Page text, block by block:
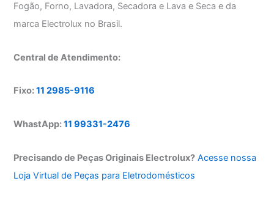
Fogão, Forno, Lavadora, Secadora e Lava e Seca e da
marca Electrolux no Brasil.
Central de Atendimento:
Fixo:11 2985-9116
WhastApp:11 99331-2476
Precisando de Peças Originais Electrolux? Acesse nossa
Loja Virtual de Peças para Eletrodomésticos